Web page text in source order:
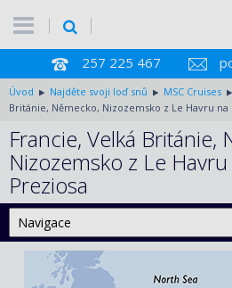
257 225 467
Úvod Najděte svoji loď snů MSC Cruises
Británie, Německo, Nizozemsko z Le Havru na
Francie, Velká Británie,
Nizozemsko z Le
Preziosa